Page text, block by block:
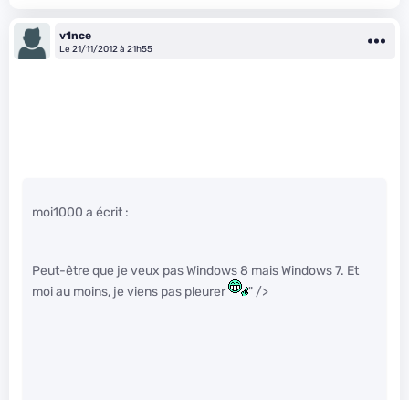
v1nce
Le 21/11/2012 à 21h55
moi1000 a écrit :
Peut-être que je veux pas Windows 8 mais Windows 7. Et
moi au moins, je viens pas pleurer
" />